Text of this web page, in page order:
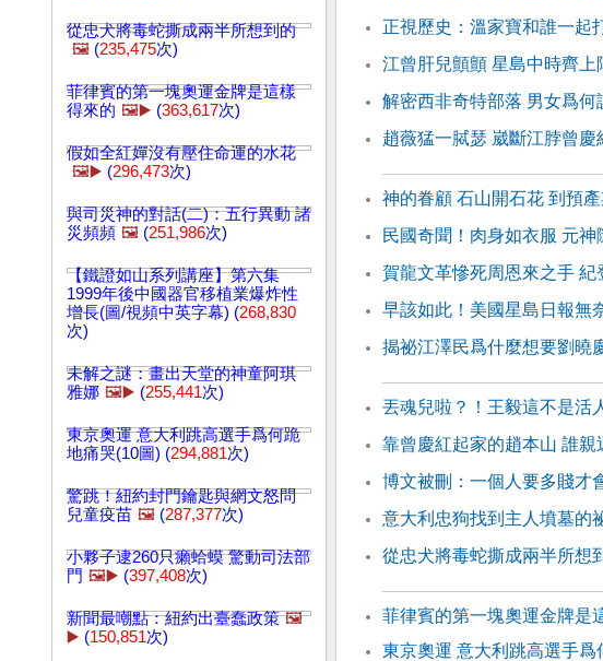
從忠犬將毒蛇撕成兩半所想到的
🖼️ (235,475次)
菲律賓的第一塊奧運金牌是這樣
得來的 🖼️▶️ (363,617次)
假如全紅嬋沒有壓住命運的水花
🖼️▶️ (296,473次)
與司災神的對話(二)：五行異動 諸
災頻頻 🖼️ (251,986次)
【鐵證如山系列講座】第六集
1999年後中國器官移植業爆炸性
增長(圖/視頻中英字幕) (268,830
次)
未解之謎：畫出天堂的神童阿琪
雅娜 🖼️▶️ (255,441次)
東京奧運 意大利跳高選手爲何跪
地痛哭(10圖) (294,881次)
驚跳！紐約封門鑰匙與網文怒問
兒童疫苗 🖼️ (287,377次)
小夥子逮260只癩蛤蟆 驚動司法部
門 🖼️▶️ (397,408次)
新聞最嘲點：紐約出臺蠢政策 🖼️
▶️ (150,851次)
正視歷史：溫家寶和誰一起
江曾肝兒顫顫 星島中時齊上
解密西非奇特部落 男女爲何
趙薇猛一脦瑟 崴斷江脖曾慶
神的眷顧 石山開石花 到預
民國奇聞！肉身如衣服 元神
賀龍文革慘死周恩來之手
早該如此！美國星島日報無
揭祕江澤民爲什麼想要劉曉
丟魂兒啦？！王毅這不是活
靠曾慶紅起家的趙本山 誰親
博文被刪：一個人要多賤才
意大利忠狗找到主人墳墓的
從忠犬將毒蛇撕成兩半所想
菲律賓的第一塊奧運金牌是
東京奧運 意大利跳高選手爲